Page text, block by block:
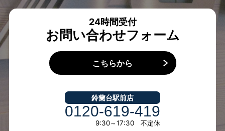
24時間受付
お問い合わせフォーム
こちらから
鈴蘭台駅前店
0120-619-419
9:30～17:30 不定休